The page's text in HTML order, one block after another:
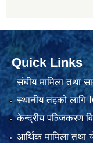
Quick Links
संघीय मामिला तथा
स्थानीय तहको लागि
केन्द्रीय पञ्जिकरण
आर्थिक मामिला तथा